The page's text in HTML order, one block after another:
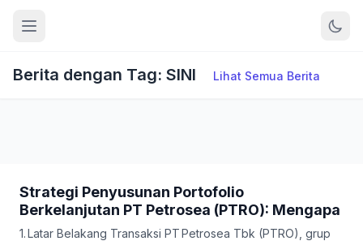
Berita dengan Tag: SINI Lihat Semua Berita
Strategi Penyusunan Portofolio
Berkelanjutan PT Petrosea (PTRO): Mengapa
1. Latar Belakang Transaksi PT Petrosea Tbk (PTRO), grup